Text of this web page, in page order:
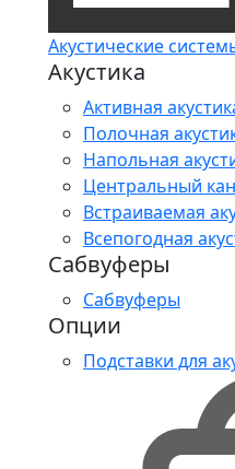
Акустические
Акустика
Активная
Полочная
Напольная
Центральный
Встраиваемая
Всепогодная
Сабвуферы
Сабвуферы
Опции
Подставки для